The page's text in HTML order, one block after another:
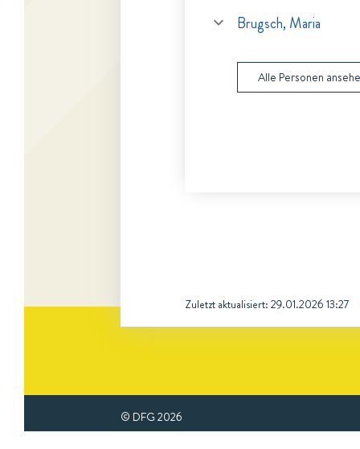
Brugsch, Maria
Alle Personen
Zuletzt aktualisiert: 29.01.2026 13:27
© DFG 2026